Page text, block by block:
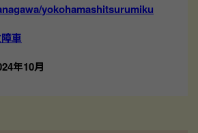
yokohamashitsurumiku
車
年10月